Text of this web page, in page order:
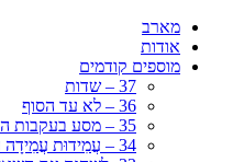
מארב
אודות
מוספים קודמים
37 – שדות
36 – לא עד הסוף
35 – מסע בעקבות האימפריה העות'מאנית
34 – עֲמִידוּת עֲמִידָה עֶמְדָּה